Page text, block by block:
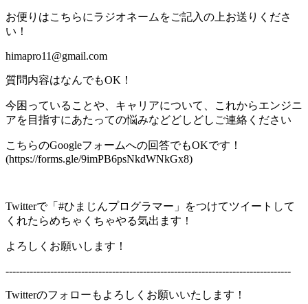
お便りはこちらにラジオネームをご記入の上お送りくださ
い！
himapro11@gmail.com
質問内容はなんでもOK！
今困っていることや、キャリアについて、これからエンジニ
アを目指すにあたっての悩みなどどしどしご連絡ください
こちらのGoogleフォームへの回答でもOKです！
(https://forms.gle/9imPB6psNkdWNkGx8)
Twitterで「#ひまじんプログラマー」をつけてツイートして
くれたらめちゃくちゃやる気出ます！
よろしくお願いします！
-----------------------------------------------------------------------------------
Twitterのフォローもよろしくお願いいたします！